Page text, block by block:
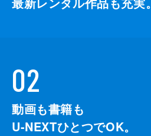
02
動画も書籍も
U-NEXTひとつでOK。